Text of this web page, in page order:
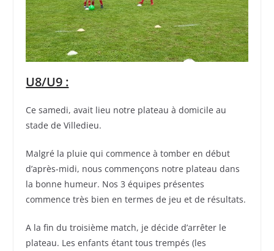
U8/U9 :
Ce samedi, avait lieu notre plateau à domicile au
stade de Villedieu.
Malgré la pluie qui commence à tomber en début
d’après-midi, nous commençons notre plateau dans
la bonne humeur. Nos 3 équipes présentes
commence très bien en termes de jeu et de résultats.
A la fin du troisième match, je décide d’arrêter le
plateau. Les enfants étant tous trempés (les